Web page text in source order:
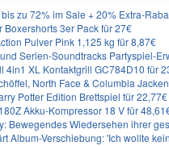
zu 72% im Sale + 20% Extra-
Boxershorts 3er Pack für 27€
Pulver Pink 1,125 kg für 8,87€
Serien-Soundtracks Partyspiel-
4in1 XL Kontaktgrill GC784D10 für
North Face & Columbia
Potter Edition Brettspiel für 22,77€
Akku-Kompressor 18 V für
Bewegendes Wiedersehen ihrer
Album-Verschiebung: 'Ich wollte